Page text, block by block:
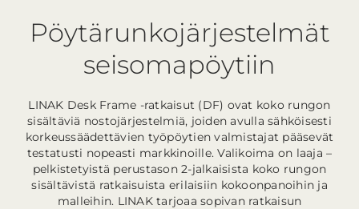
Pöytärunkojärjestelmät
seisomapöytiin
LINAK Desk Frame -ratkaisut (DF) ovat koko rungon
sisältäviä nostojärjestelmiä, joiden avulla sähköisesti
korkeussäädettävien työpöytien valmistajat pääsevät
testatusti nopeasti markkinoille. Valikoima on laaja –
pelkistetyistä perustason 2-jalkaisista koko rungon
sisältävistä ratkaisuista erilaisiin kokoonpanoihin ja
malleihin. LINAK tarjoaa sopivan ratkaisun